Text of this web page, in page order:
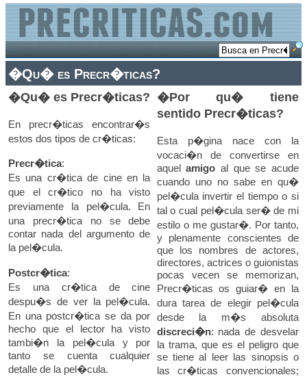
�Qu� es Precr�ticas?
�Qu� es Precr�ticas?
En precr�ticas encontrar�s
estos dos tipos de cr�ticas:
Precr�tica:
Es una cr�tica de cine en la
que el cr�tico no ha visto
previamente la pel�cula. En
una precr�tica no se debe
contar nada del argumento de
la pel�cula.
Postcr�tica:
Es una cr�tica de cine
despu�s de ver la pel�cula.
En una postcr�tica se da por
hecho que el lector ha visto
tambi�n la pel�cula y por
tanto se cuenta cualquier
detalle de la pel�cula.
�Por qu� tiene
sentido Precr�ticas?
Esta p�gina nace con la
vocaci�n de convertirse en
aquelamigo al que se acude
cuando uno no sabe en qu�
pel�cula invertir el tiempo o si
tal o cual pel�cula ser� de mi
estilo o me gustar�. Por tanto,
y plenamente conscientes de
que los nombres de actores,
directores, actrices o guionistas
pocas vecen se memorizan,
Precr�ticas os guiar� en la
dura tarea de elegir pel�cula
desde la m�s absoluta
discreci�n: nada de desvelar
la trama, que es el peligro que
se tiene al leer las sinopsis o
las cr�ticas convencionales;